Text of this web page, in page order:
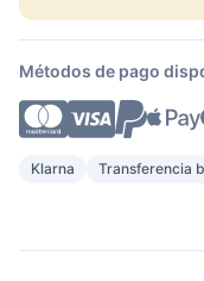
Métodos de pago
Klarna Transferencia